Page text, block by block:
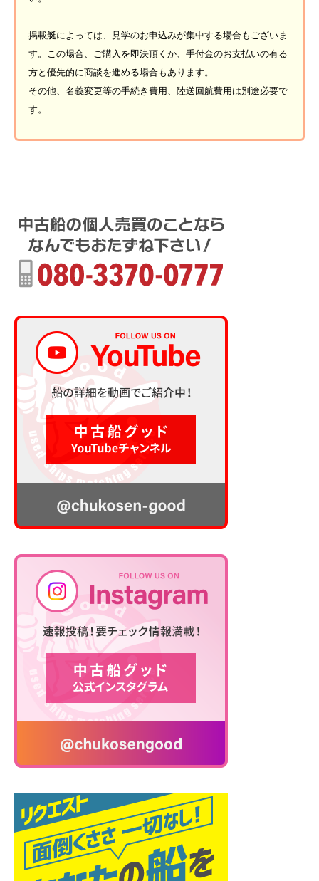
掲載艇によっては、見学のお申込みが集中する場合もございま
す。この場合、ご購入を即決頂くか、手付金のお支払いの有る
方と優先的に商談を進める場合もあります。
その他、名義変更等の手続き費用、陸送回航費用は別途必要で
す。